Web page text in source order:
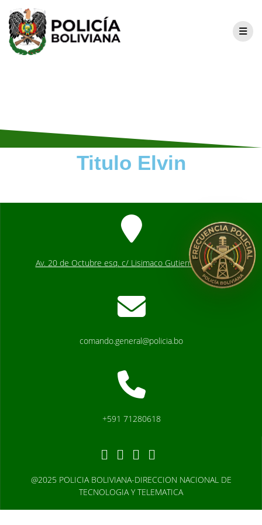
Tipo de
Titulo Elvin
Av. 20 de Octubre esq. c/ Lisimaco Gutierrez # 2541
comando.general@policia.bo
+591 71280618
@2025 POLICIA BOLIVIANA-DIRECCION NACIONAL DE
TECNOLOGIA Y TELEMATICA